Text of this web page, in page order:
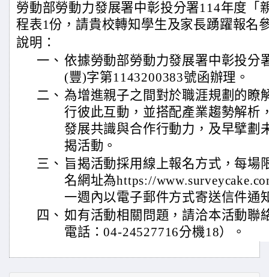
勞動部勞動力發展署中彰投分署114年度「
程表1份，請貴校轉知學生及家長踴躍報名
說明：
一、 依據勞動部勞動力發展署中彰投分
(豐)字第1143200383號函辦理。
二、 為增進親子之間對於職涯規劃的瞭
行彼此互動，並搭配產業趨勢解析
發展共識與合作行動力，及早擘劃
揭活動。
三、 旨揭活動採用線上報名方式，每場
名網址為https://
一週內以電子郵件方式寄送信件通
四、 如有活動相關問題，請洽本活動聯
電話：04-24527716分機18）。